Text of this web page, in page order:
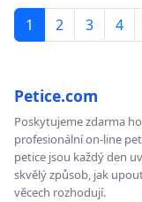
1 2 3 4
Petice.com
Poskytujeme zdarma
profesionální on-line
petice jsou každý den
skvělý způsob, jak
věcech rozhodují.